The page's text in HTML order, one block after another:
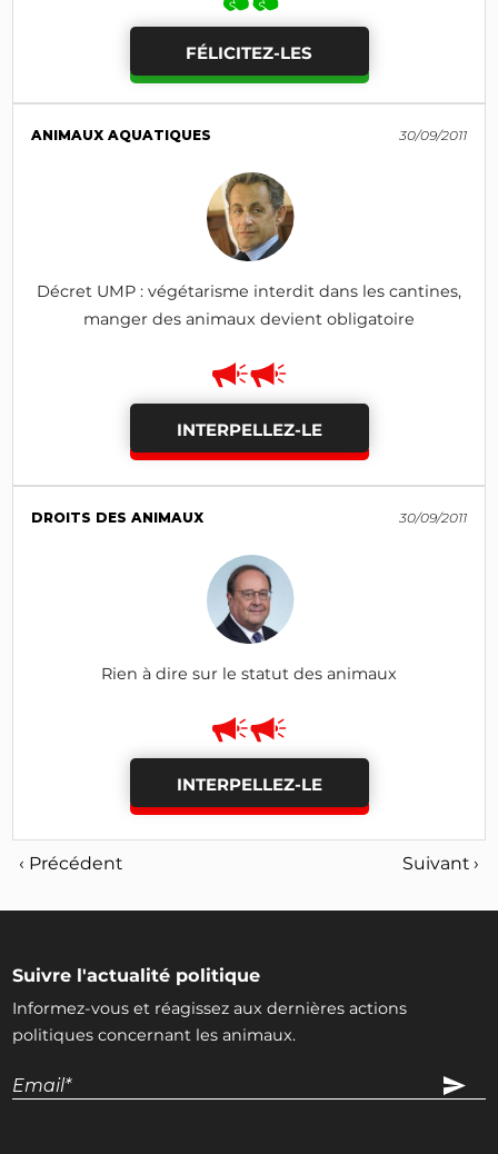
FÉLICITEZ-LES
ANIMAUX AQUATIQUES 30/09/2011
Décret UMP : végétarisme interdit dans les cantines,
manger des animaux devient obligatoire
INTERPELLEZ-LE
DROITS DES ANIMAUX 30/09/2011
Rien à dire sur le statut des animaux
INTERPELLEZ-LE
‹ Précédent Suivant ›
Suivre l'actualité politique
Informez-vous et réagissez aux dernières actions
politiques concernant les animaux.